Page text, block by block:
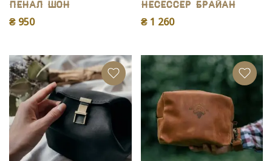
Пенал Шон
₴ 950
Несессер Брайан
₴ 1 260